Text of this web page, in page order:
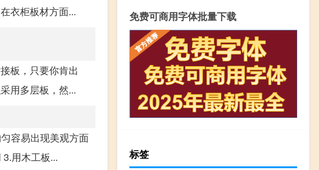
衣柜板材方面...
板，只要你肯出
用多层板，然...
容易出现美观方面
用木工板...
免费可商用字体批量下载
标签